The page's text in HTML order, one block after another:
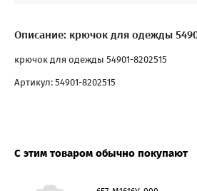
Описание: крючок для одежды
крючок для одежды 54901-8202515
Артикул: 54901-8202515
С этим товаром обычно покупают